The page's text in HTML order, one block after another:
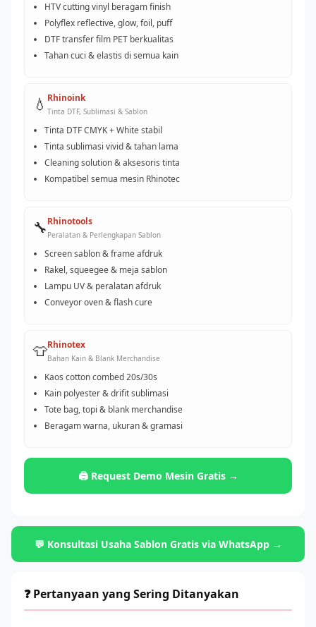
HTV cutting vinyl beragam finish
Polyflex reflective, glow, foil, puff
DTF transfer film PET berkualitas
Tahan cuci & elastis di semua kain
💧 Rhinoink
Tinta DTF, Sublimasi & Sablon
Tinta DTF CMYK + White stabil
Tinta sublimasi vivid & tahan lama
Cleaning solution & aksesoris tinta
Kompatibel semua mesin Rhinotec
🔧Rhinotools
Peralatan & Perlengkapan Sablon
Screen sablon & frame afdruk
Rakel, squeegee & meja sablon
Lampu UV & peralatan afdruk
Conveyor oven & flash cure
👕Rhinotex
Bahan Kain & Blank Merchandise
Kaos cotton combed 20s/30s
Kain polyester & drifit sublimasi
Tote bag, topi & blank merchandise
Beragam warna, ukuran & gramasi
🖨️ Request Demo Mesin Gratis →
💬 Konsultasi Usaha Sablon Gratis via WhatsApp →
❓ Pertanyaan yang Sering Ditanyakan